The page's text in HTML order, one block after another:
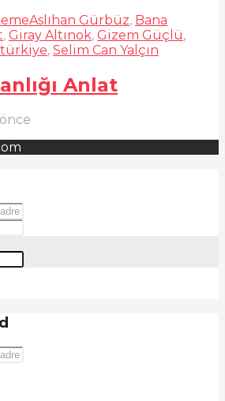
Aslıhan Gürbüz, Bana
, Giray Altınok, Gizem Güçlü,
, Selim Can Yalçın
Anlat